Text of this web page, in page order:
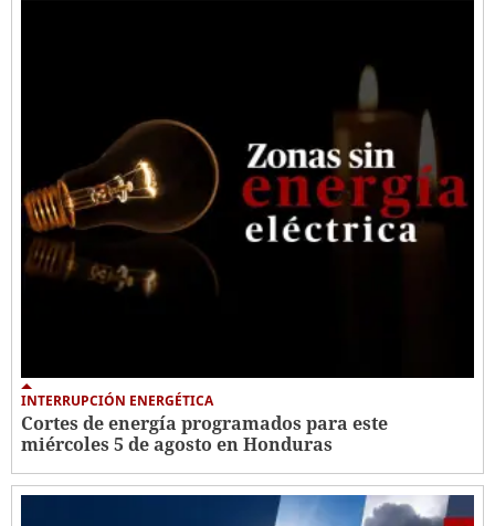
INTERRUPCIÓN ENERGÉTICA
Cortes de energía programados para este
miércoles 5 de agosto en Honduras